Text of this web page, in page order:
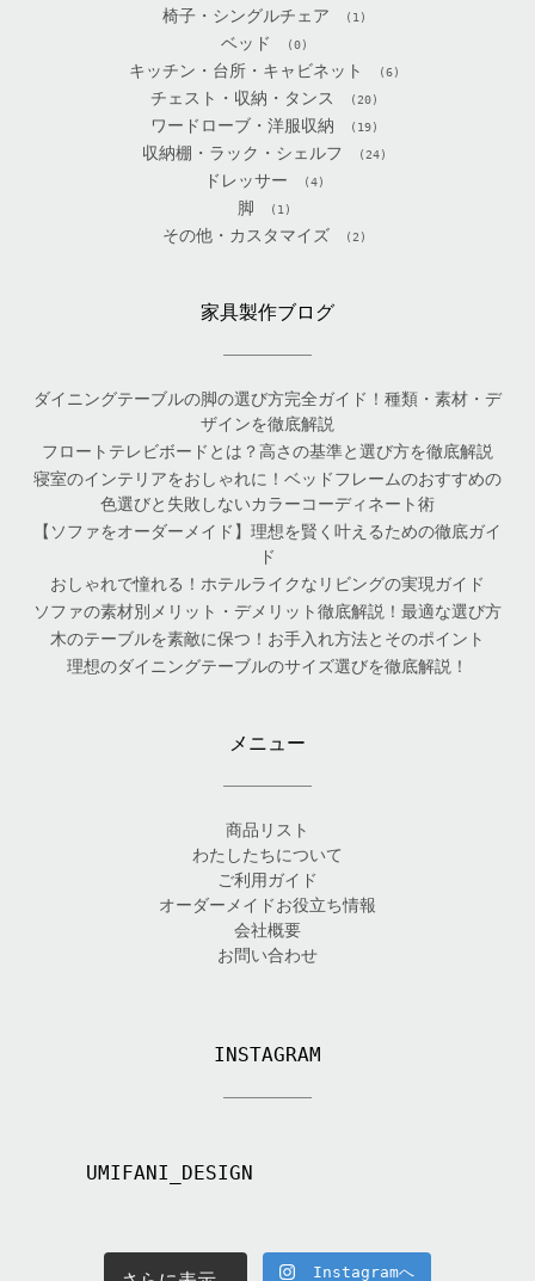
椅子・シングルチェア (1)
ベッド (0)
キッチン・台所・キャビネット (6)
チェスト・収納・タンス (20)
ワードローブ・洋服収納 (19)
収納棚・ラック・シェルフ (24)
ドレッサー (4)
脚 (1)
その他・カスタマイズ (2)
家具製作ブログ
ダイニングテーブルの脚の選び方完全ガイド！種類・素材・デ
ザインを徹底解説
フロートテレビボードとは？高さの基準と選び方を徹底解説
寝室のインテリアをおしゃれに！ベッドフレームのおすすめの
色選びと失敗しないカラーコーディネート術
【ソファをオーダーメイド】理想を賢く叶えるための徹底ガイ
ド
おしゃれで憧れる！ホテルライクなリビングの実現ガイド
ソファの素材別メリット・デメリット徹底解説！最適な選び方
木のテーブルを素敵に保つ！お手入れ方法とそのポイント
理想のダイニングテーブルのサイズ選びを徹底解説！
メニュー
商品リスト
わたしたちについて
ご利用ガイド
オーダーメイドお役立ち情報
会社概要
お問い合わせ
INSTAGRAM
UMIFANI_DESIGN
Instagramへ